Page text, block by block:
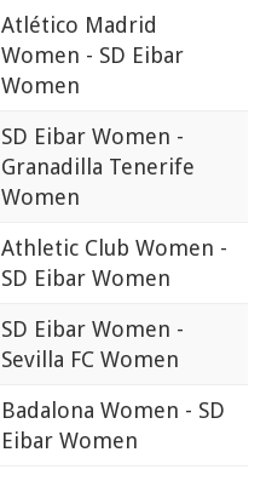
Atlético Madrid
Women - SD Eibar
Women
SD Eibar Women -
Granadilla Tenerife
Women
Athletic Club Women -
SD Eibar Women
SD Eibar Women -
Sevilla FC Women
Badalona Women - SD
Eibar Women